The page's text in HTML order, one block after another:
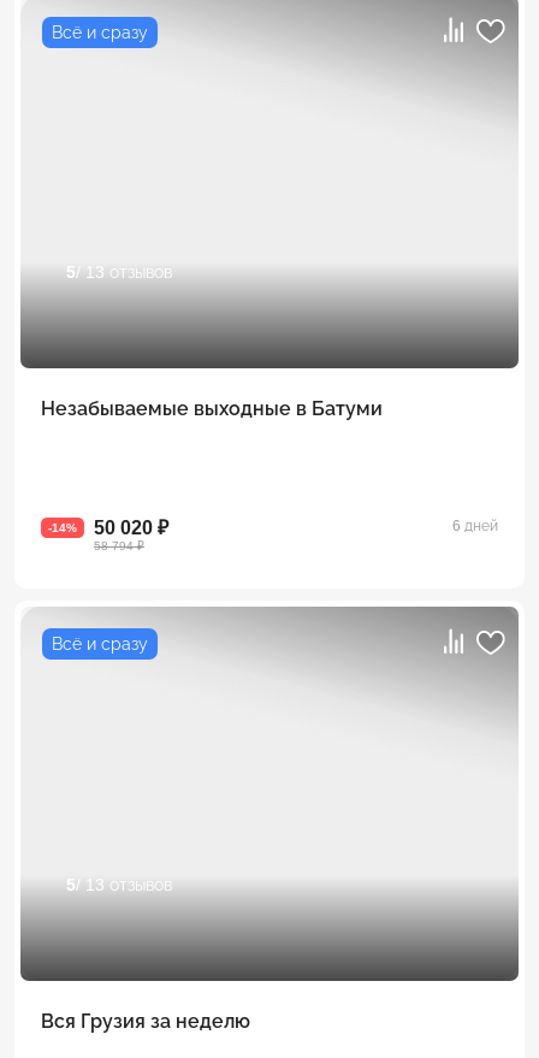
Всё и сразу
5/ 13 отзывов
Незабываемые выходные в Батуми
-14% 50 020 ₽
58 794 ₽
6 дней
Всё и сразу
5/ 13 отзывов
Вся Грузия за неделю